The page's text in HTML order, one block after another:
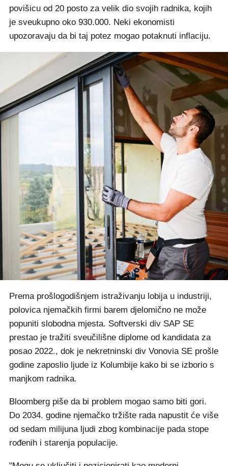
povišicu od 20 posto za velik dio svojih radnika, kojih
je sveukupno oko 930.000. Neki ekonomisti
upozoravaju da bi taj potez mogao potaknuti inflaciju.
Prema prošlogodišnjem istraživanju lobija u industriji,
polovica njemačkih firmi barem djelomično ne može
popuniti slobodna mjesta. Softverski div SAP SE
prestao je tražiti sveučilišne diplome od kandidata za
posao 2022., dok je nekretninski div Vonovia SE prošle
godine zaposlio ljude iz Kolumbije kako bi se izborio s
manjkom radnika.
Bloomberg piše da bi problem mogao samo biti gori.
Do 2034. godine njemačko tržište rada napustit će više
od sedam milijuna ljudi zbog kombinacije pada stope
rođenih i starenja populacije.